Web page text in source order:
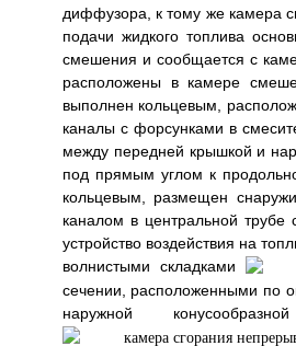
диффузора, к тому же камера
подачи жидкого топлива
смешения и сообщается с
расположены в камере
выполнен кольцевым,
каналы с форсунками в
между передней крышкой и
под прямым углом к
кольцевым, размещен
каналом в центральной
устройство воздействия на
волнистыми складками
сечении, расположенными по
наружной